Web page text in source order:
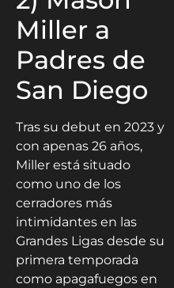
Miller a
Padres de
San Diego
Tras su debut en 2023 y
con apenas 26 años,
Miller está situado
como uno de los
cerradores más
intimidantes en las
Grandes Ligas desde su
primera temporada
como apagafuegos en